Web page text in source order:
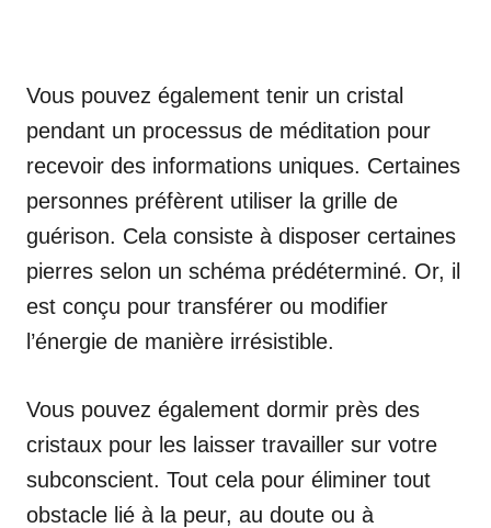
Vous pouvez également tenir un cristal
pendant un processus de méditation pour
recevoir des informations uniques. Certaines
personnes préfèrent utiliser la grille de
guérison. Cela consiste à disposer certaines
pierres selon un schéma prédéterminé. Or, il
est conçu pour transférer ou modifier
l’énergie de manière irrésistible.
Vous pouvez également dormir près des
cristaux pour les laisser travailler sur votre
subconscient. Tout cela pour éliminer tout
obstacle lié à la peur, au doute ou à